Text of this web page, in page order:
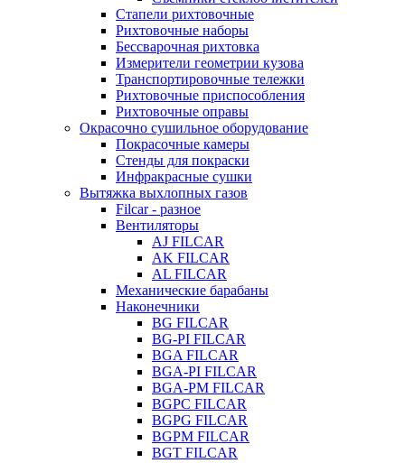
Стапели рихтовочные
Рихтовочные наборы
Бессварочная рихтовка
Измерители геометрии кузова
Транспортировочные тележки
Рихтовочные приспособления
Рихтовочные оправы
Окрасочно сушильное оборудование
Покрасочные камеры
Стенды для покраски
Инфракрасные сушки
Вытяжка выхлопных газов
Filcar - разное
Вентиляторы
AJ FILCAR
AK FILCAR
AL FILCAR
Механические барабаны
Наконечники
BG FILCAR
BG-PI FILCAR
BGA FILCAR
BGA-PI FILCAR
BGA-PM FILCAR
BGPC FILCAR
BGPG FILCAR
BGPM FILCAR
BGT FILCAR